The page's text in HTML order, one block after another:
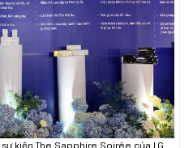
kiện The Sapphire Soirée của LG